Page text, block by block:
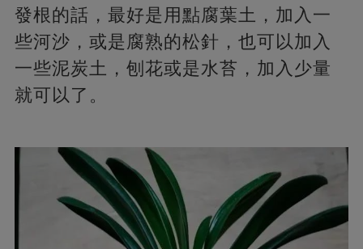
發根的話，最好是用點腐葉土，加入一
些河沙，或是腐熟的松針，也可以加入
一些泥炭土，刨花或是水苔，加入少量
就可以了。